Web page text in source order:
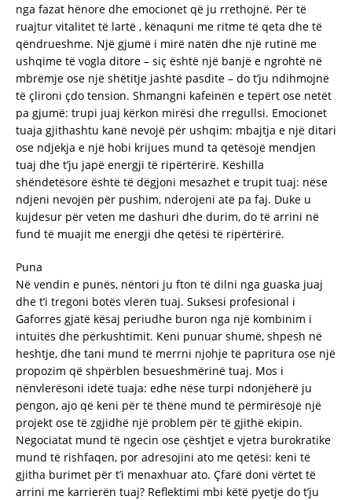
nga fazat hënore dhe emocionet që ju rrethojnë. Për të
ruajtur vitalitet të lartë , kënaquni me ritme të qeta dhe të
qëndrueshme. Një gjumë i mirë natën dhe një rutinë me
ushqime të vogla ditore – siç është një banjë e ngrohtë në
mbrëmje ose një shëtitje jashtë pasdite – do t’ju ndihmojnë
të çlironi çdo tension. Shmangni kafeinën e tepërt ose netët
pa gjumë: trupi juaj kërkon mirësi dhe rregullsi. Emocionet
tuaja gjithashtu kanë nevojë për ushqim: mbajtja e një ditari
ose ndjekja e një hobi krijues mund ta qetësojë mendjen
tuaj dhe t’ju japë energji të ripërtërirë. Këshilla
shëndetësore është të dëgjoni mesazhet e trupit tuaj: nëse
ndjeni nevojën për pushim, nderojeni atë pa faj. Duke u
kujdesur për veten me dashuri dhe durim, do të arrini në
fund të muajit me energji dhe qetësi të ripërtërirë.
Puna
Në vendin e punës, nëntori ju fton të dilni nga guaska juaj
dhe t’i tregoni botës vlerën tuaj. Suksesi profesional i
Gaforres gjatë kësaj periudhe buron nga një kombinim i
intuitës dhe përkushtimit. Keni punuar shumë, shpesh në
heshtje, dhe tani mund të merrni njohje të papritura ose një
propozim që shpërblen besueshmërinë tuaj. Mos i
nënvlerësoni idetë tuaja: edhe nëse turpi ndonjëherë ju
pengon, ajo që keni për të thënë mund të përmirësojë një
projekt ose të zgjidhë një problem për të gjithë ekipin.
Negociatat mund të ngecin ose çështjet e vjetra burokratike
mund të rishfaqen, por adresojini ato me qetësi: keni të
gjitha burimet për t’i menaxhuar ato. Çfarë doni vërtet të
arrini me karrierën tuaj? Reflektimi mbi këtë pyetje do t’ju